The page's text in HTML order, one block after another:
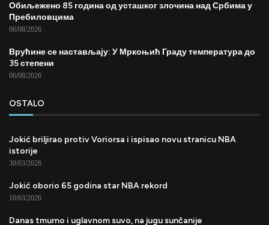
Обиљежено 85 година од усташког злочина над Србима у
Пребиловцима
06/08/2026
Врућине се настављају: У Мркоњић Граду температура до
35 степени
06/08/2026
OSTALO
Jokić briljirao protiv Voriorsa i ispisao novu stranicu NBA
istorije
30/03/2026
Jokić oborio 65 godina star NBA rekord
10/03/2026
Danas tmurno i uglavnom suvo, na jugu sunčanije